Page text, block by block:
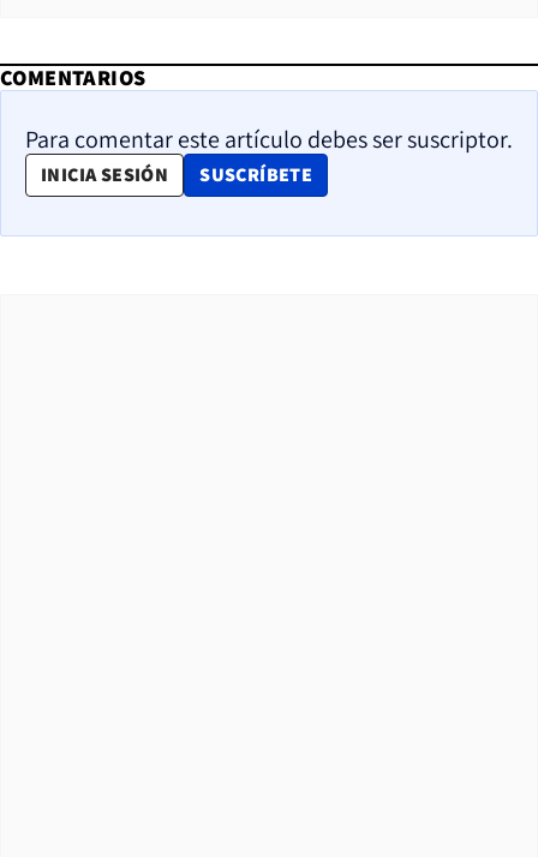
COMENTARIOS
Para comentar este artículo debes ser suscriptor.
INICIA SESIÓN SUSCRÍBETE
OPENS IN NEW WINDOW